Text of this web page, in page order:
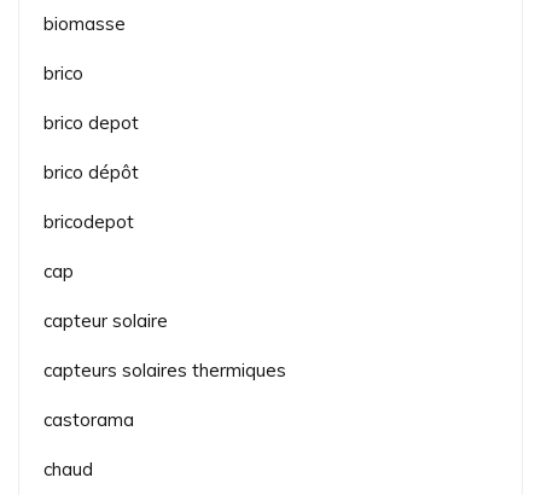
biomasse
brico
brico depot
brico dépôt
bricodepot
cap
capteur solaire
capteurs solaires thermiques
castorama
chaud